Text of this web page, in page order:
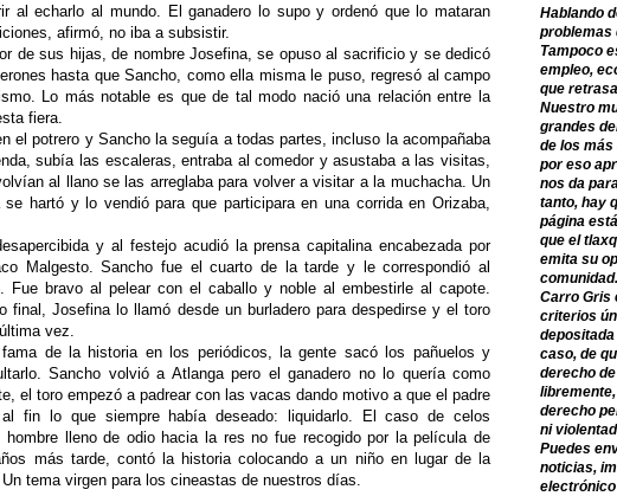
al echarlo al mundo. El ganadero lo supo y ordenó que lo mataran
afirmó, no iba a subsistir.
de sus hijas, de nombre Josefina, se opuso al sacrificio y se dedicó
hasta que Sancho, como ella misma le puso, regresó al campo
Lo más notable es que de tal modo nació una relación entre la
fiera.
el potrero y Sancho la seguía a todas partes, incluso la acompañaba
subía las escaleras, entraba al comedor y asustaba a las visitas,
al llano se las arreglaba para volver a visitar a la muchacha. Un
hartó y lo vendió para que participara en una corrida en Orizaba,
y al festejo acudió la prensa capitalina encabezada por
Malgesto. Sancho fue el cuarto de la tarde y le correspondió al
Fue bravo al pelear con el caballo y noble al embestirle al capote.
final, Josefina lo llamó desde un burladero para despedirse y el toro
vez.
de la historia en los periódicos, la gente sacó los pañuelos y
Sancho volvió a Atlanga pero el ganadero no lo quería como
el toro empezó a padrear con las vacas dando motivo a que el padre
fin lo que siempre había deseado: liquidarlo. El caso de celos
hombre lleno de odio hacia la res no fue recogido por la película de
más tarde, contó la historia colocando a un niño en lugar de la
tema virgen para los cineastas de nuestros días.
Hablando
problemas
Tampoco
empleo,
que
Nuestro
grandes
de los
por eso
nos da
tanto, hay
página
que el
emita su
comunidad.
Carro Gris
criterios
caso, de
derecho
derecho
ni
Puedes
noticias,
electrónico